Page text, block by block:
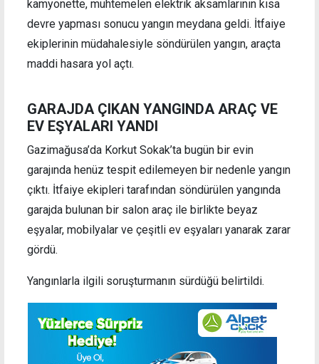
kamyonette, muhtemelen elektrik aksamlarının kısa
devre yapması sonucu yangın meydana geldi. İtfaiye
ekiplerinin müdahalesiyle söndürülen yangın, araçta
maddi hasara yol açtı.
GARAJDA ÇIKAN YANGINDA ARAÇ VE
EV EŞYALARI YANDI
Gazimağusa’da Korkut Sokak’ta bugün bir evin
garajında henüz tespit edilemeyen bir nedenle yangın
çıktı. İtfaiye ekipleri tarafından söndürülen yangında
garajda bulunan bir salon araç ile birlikte beyaz
eşyalar, mobilyalar ve çeşitli ev eşyaları yanarak zarar
gördü.
Yangınlarla ilgili soruşturmanın sürdüğü belirtildi.